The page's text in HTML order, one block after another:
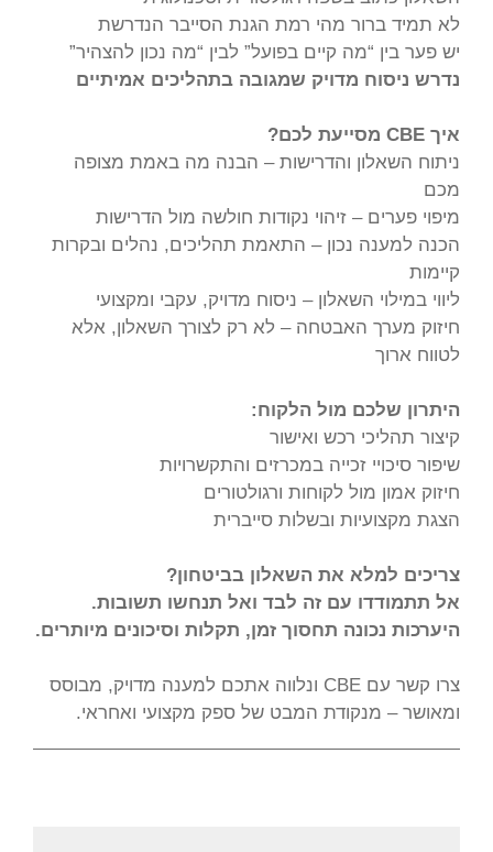
לא תמיד ברור מהי רמת הגנת הסייבר הנדרשת
יש פער בין “מה קיים בפועל” לבין “מה נכון להצהיר”
נדרש ניסוח מדויק שמגובה בתהליכים אמיתיים
איך CBE מסייעת לכם?
ניתוח השאלון והדרישות – הבנה מה באמת מצופה
מכם
מיפוי פערים – זיהוי נקודות חולשה מול הדרישות
הכנה למענה נכון – התאמת תהליכים, נהלים ובקרות
קיימות
ליווי במילוי השאלון – ניסוח מדויק, עקבי ומקצועי
חיזוק מערך האבטחה – לא רק לצורך השאלון, אלא
לטווח ארוך
היתרון שלכם מול הלקוח:
קיצור תהליכי רכש ואישור
שיפור סיכויי זכייה במכרזים והתקשרויות
חיזוק אמון מול לקוחות ורגולטורים
הצגת מקצועיות ובשלות סייברית
צריכים למלא את השאלון בביטחון?
אל תתמודדו עם זה לבד ואל תנחשו תשובות.
היערכות נכונה תחסוך זמן, תקלות וסיכונים מיותרים.
צרו קשר עם CBE ונלווה אתכם למענה מדויק, מבוסס
ומאושר – מנקודת המבט של ספק מקצועי ואחראי.